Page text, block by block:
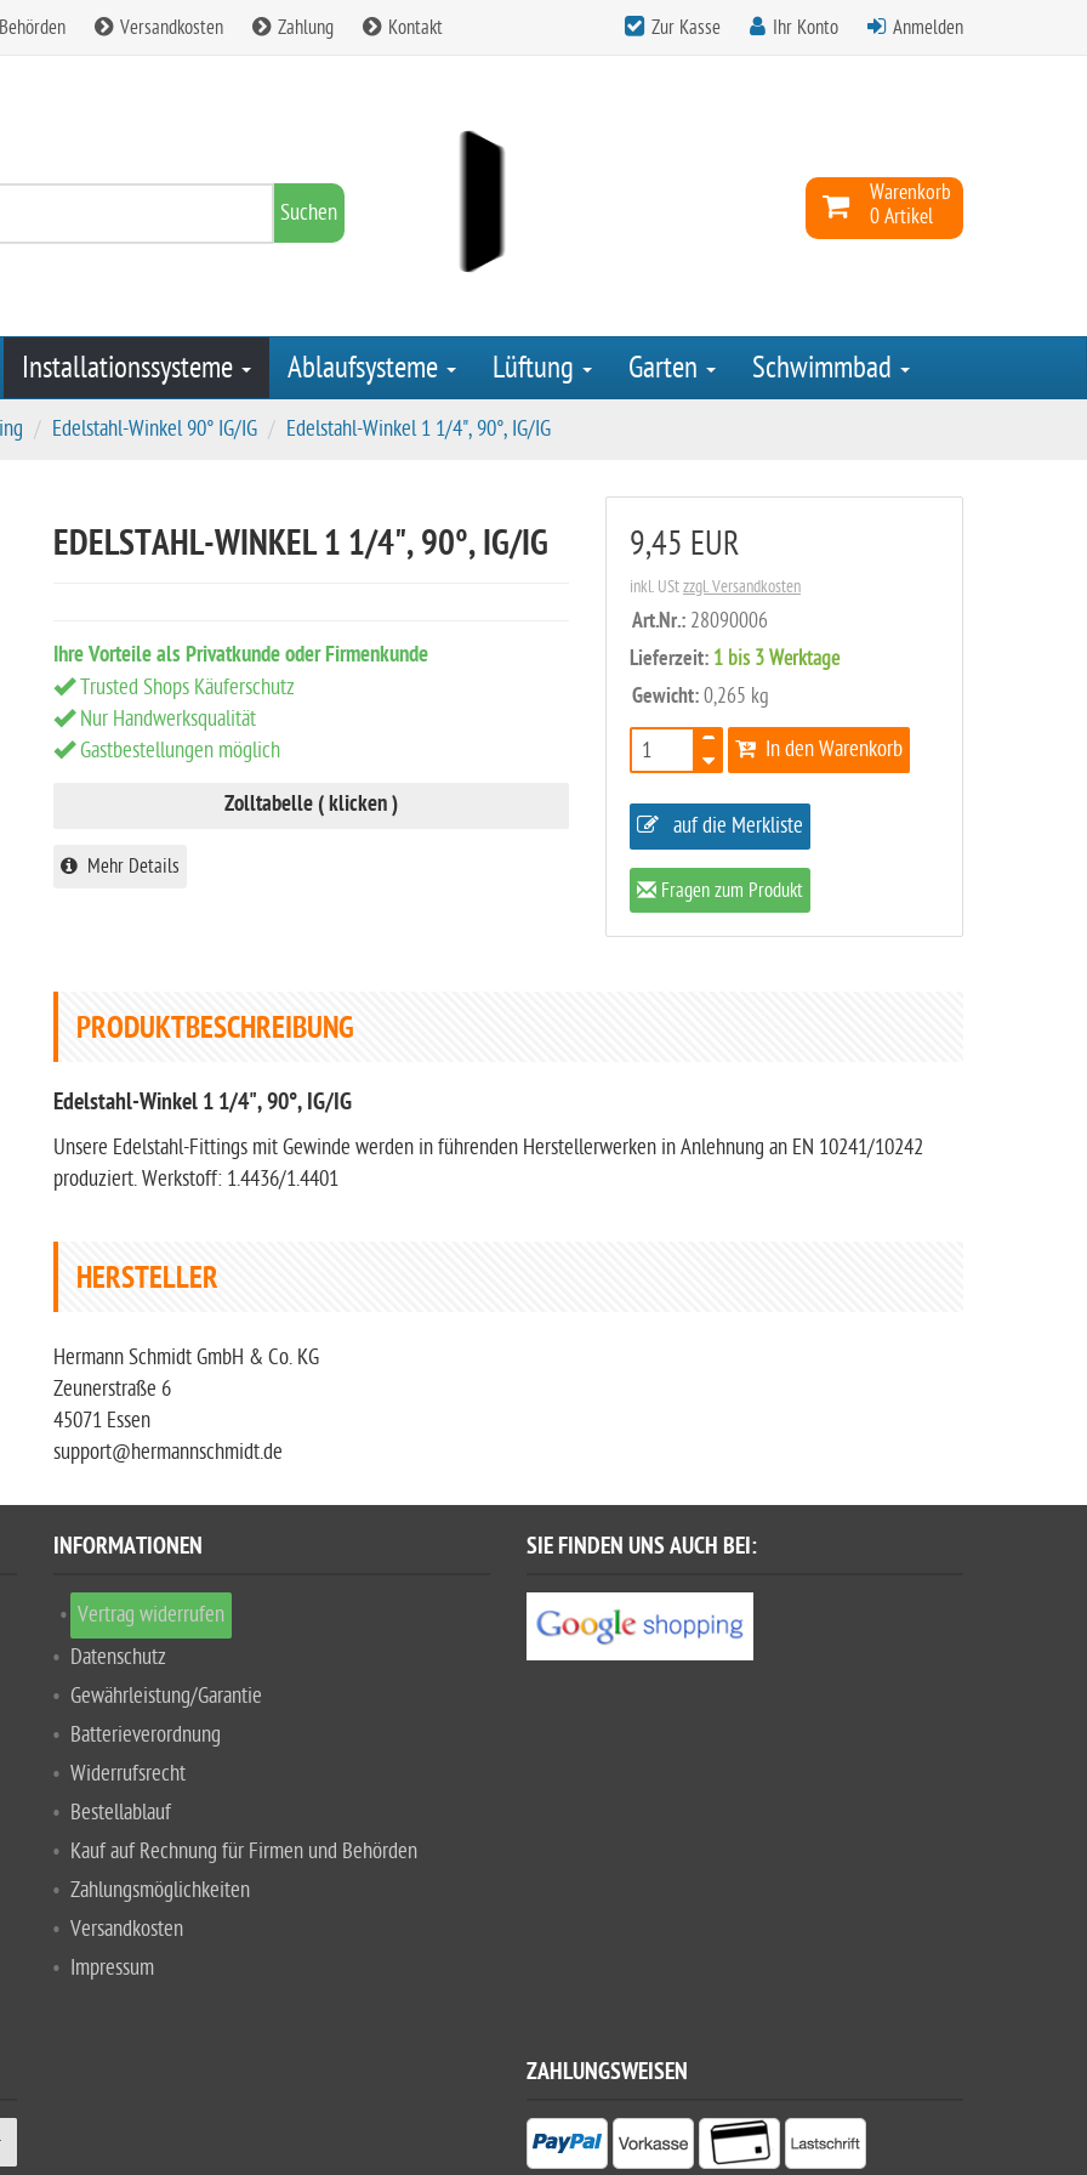
Versandkosten Zahlung Kontakt Zur Kasse Ihr Konto Anmelden
Suchen
Warenkorb
0 Artikel
Installationssysteme Ablaufsysteme Lüftung Garten Schwimmbad
Edelstahl-Winkel 90° IG/IG Edelstahl-Winkel 1 1/4", 90°, IG/IG
9,45 EUR
inkl. UStzzgl. Versandkosten
Art.Nr.: 28090006
Lieferzeit: 1 bis 3 Werktage
Gewicht: 0,265 kg
In den Warenkorb
auf die Merkliste
Fragen zum Produkt
EDELSTAHL-WINKEL 1 1/4", 90°, IG/IG
Ihre Vorteile als Privatkunde oder Firmenkunde
Trusted Shops Käuferschutz
Nur Handwerksqualität
Gastbestellungen möglich
Zolltabelle ( klicken )
Mehr Details
PRODUKTBESCHREIBUNG
Edelstahl-Winkel 1 1/4", 90°, IG/IG
Unsere Edelstahl-Fittings mit Gewinde werden in führenden Herstellerwerken in Anlehnung an EN 10241/10242
produziert. Werkstoff: 1.4436/1.4401
HERSTELLER
Hermann Schmidt GmbH & Co. KG
Zeunerstraße 6
45071 Essen
support@hermannschmidt.de
INFORMATIONEN
Vertrag widerrufen
Datenschutz
Gewährleistung/Garantie
Batterieverordnung
Widerrufsrecht
Bestellablauf
Kauf auf Rechnung für Firmen und Behörden
Zahlungsmöglichkeiten
Versandkosten
Impressum
SIE FINDEN UNS AUCH BEI:
ZAHLUNGSWEISEN